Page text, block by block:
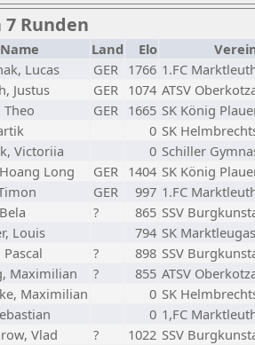
Runden
Name Land Elo
Lucas GER 1766 1.FC
Justus GER 1074 ATSV
Theo GER 1665 SK König
0 SK
Victoriia 0 Schiller
Long GER 1404 SK König
GER 997 1.FC
? 865 SSV
Louis 794 SK
? 898 SSV
Maximilian ? 855 ATSV
Maximilian 0 SK
0 1,FC
Vlad ? 1022 SSV